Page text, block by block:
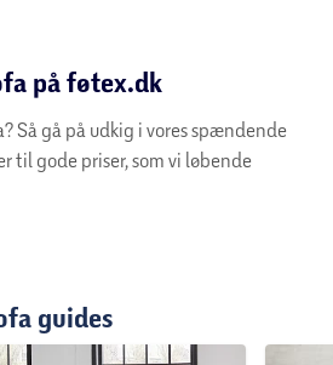
på føtex.dk
Så gå på udkig i vores spændende
til gode priser, som vi løbende
guides